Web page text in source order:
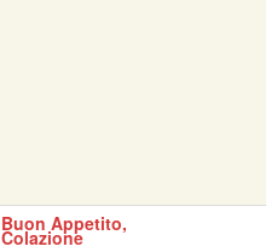
Buon Appetito,
Colazione